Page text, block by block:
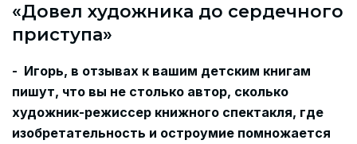
«Довел художника до сердечного
приступа»
- Игорь, в отзывах к вашим детским книгам
пишут, что вы не столько автор, сколько
художник-режиссер книжного спектакля, где
изобретательность и остроумие помножается